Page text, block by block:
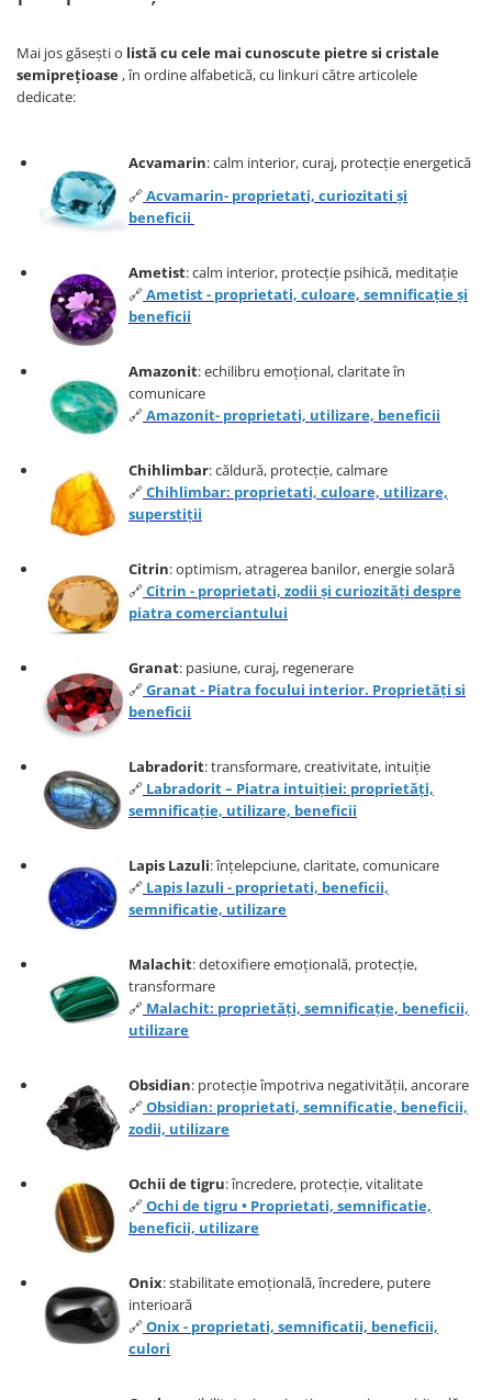
Mai jos găsești o listă cu cele mai cunoscute pietre si cristale
semiprețioase , în ordine alfabetică, cu linkuri către articolele
dedicate:
Acvamarin: calm interior, curaj, protecție energetică
🔗Acvamarin- proprietati, curiozitati și
beneficii
Ametist: calm interior, protecție psihică, meditație
🔗Ametist - proprietati, culoare, semnificație și
beneficii
Amazonit: echilibru emoțional, claritate în
comunicare
🔗Amazonit- proprietati, utilizare, beneficii
Chihlimbar: căldură, protecție, calmare
🔗Chihlimbar: proprietati, culoare, utilizare,
superstiții
Citrin: optimism, atragerea banilor, energie solară
🔗Citrin - proprietati, zodii și curiozități despre
piatra comerciantului
Granat: pasiune, curaj, regenerare
🔗Granat - Piatra focului interior. Proprietăți si
beneficii
Labradorit: transformare, creativitate, intuiție
🔗 Labradorit – Piatra intuiției: proprietăți,
semnificație, utilizare, beneficii
Lapis Lazuli: înțelepciune, claritate, comunicare
🔗 Lapis lazuli - proprietati, beneficii,
semnificatie, utilizare
Malachit: detoxifiere emoțională, protecție,
transformare
🔗 Malachit: proprietăți, semnificație, beneficii,
utilizare
Obsidian: protecție împotriva negativității, ancorare
🔗Obsidian: proprietati, semnificatie, beneficii,
zodii, utilizare
Ochii de tigru: încredere, protecție, vitalitate
🔗Ochi de tigru • Proprietati, semnificatie,
beneficii, utilizare
Onix: stabilitate emoțională, încredere, putere
interioară
🔗Onix - proprietati, semnificatii, beneficii,
culori